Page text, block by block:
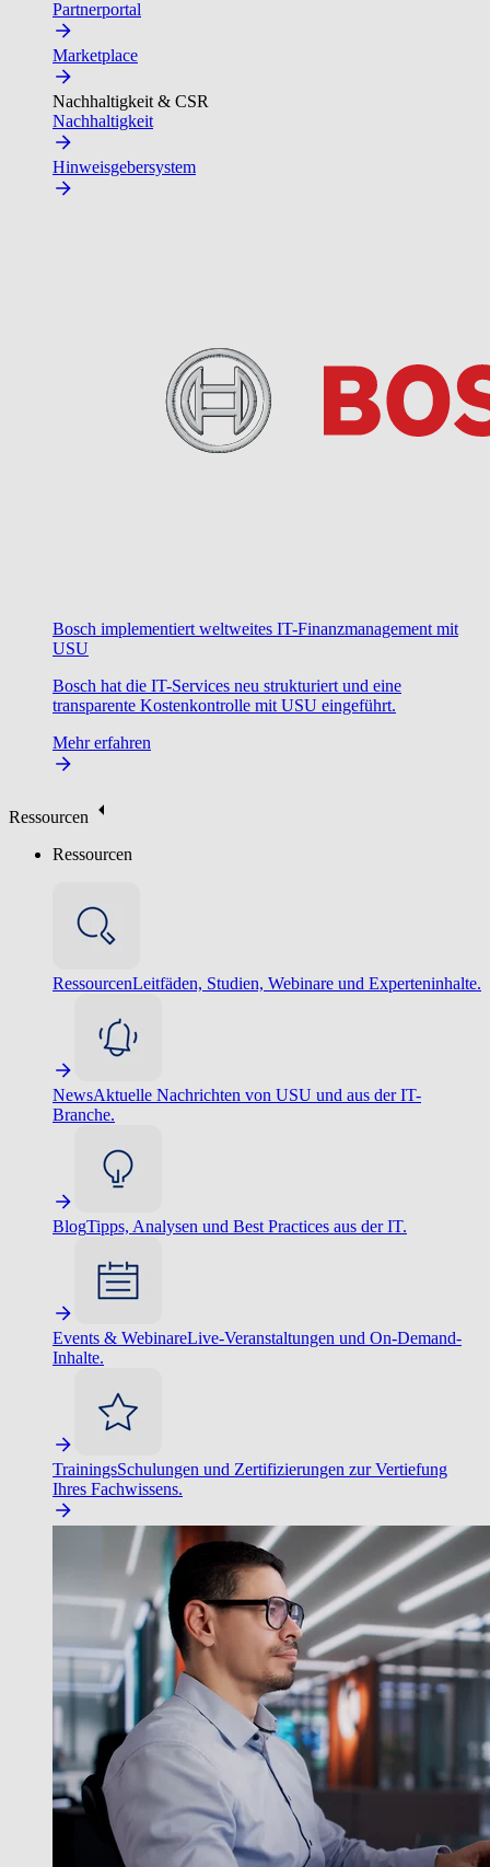
Partnerportal
Marketplace
Nachhaltigkeit & CSR
Nachhaltigkeit
Hinweisgebersystem
Bosch implementiert weltweites IT-Finanzmanagement mit
USU
Bosch hat die IT-Services neu strukturiert und eine
transparente Kostenkontrolle mit USU eingeführt.
Mehr erfahren
Ressourcen
Ressourcen
RessourcenLeitfäden, Studien, Webinare und Experteninhalte.
NewsAktuelle Nachrichten von USU und aus der IT-
Branche.
BlogTipps, Analysen und Best Practices aus der IT.
Events & WebinareLive-Veranstaltungen und On-Demand-
Inhalte.
TrainingsSchulungen und Zertifizierungen zur Vertiefung
Ihres Fachwissens.